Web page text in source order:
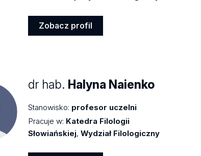
Zobacz profil
dr hab. Halyna Naienko
Stanowisko: profesor uczelni
Pracuje w: Katedra Filologii
Słowiańskiej, Wydział Filologiczny